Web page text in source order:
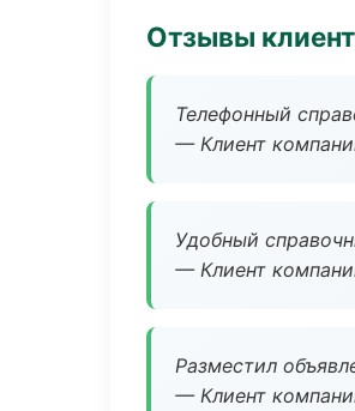
Отзывы
Телефонный
— Клиент
Удобный
— Клиент
Разместил
— Клиент